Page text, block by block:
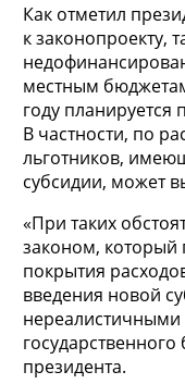
Как отметил
к законопроекту,
местным
году
В частности, по
льготников,
субсидии, может
«При таких
законом, который
покрытия
введения новой
нереалистичными
президента.